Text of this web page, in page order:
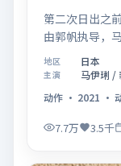
第二次日出之
由郭帆执导，
2021年02月05
勇敢迈出的一
力，节奏起伏
化了类型片的
适合关注现实
地区 日本
主演
马伊琍 /
动作 · 2021 ·
7.7万 3.5千